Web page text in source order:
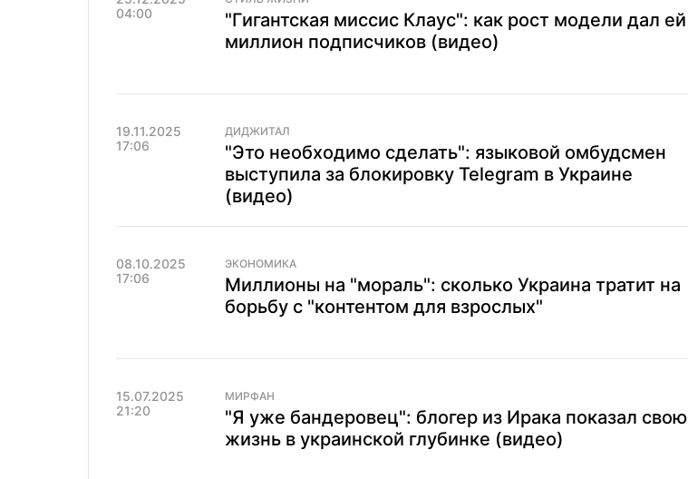
04:00
"Гигантская миссис Клаус": как рост модели дал ей
миллион подписчиков (видео)
19.11.2025
17:06
ДИДЖИТАЛ
"Это необходимо сделать": языковой омбудсмен
выступила за блокировку Telegram в Украине
(видео)
08.10.2025
17:06
ЭКОНОМИКА
Миллионы на "мораль": сколько Украина тратит на
борьбу с "контентом для взрослых"
15.07.2025
21:20
МИРФАН
"Я уже бандеровец": блогер из Ирака показал свою
жизнь в украинской глубинке (видео)